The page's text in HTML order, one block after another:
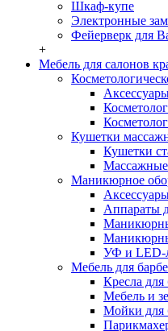
Шкаф-купе
Электронные
Фейерверк для
+
Мебель для салонов
Кушетки
Кушетки
Массажные
Маникюрное
Аппараты
УФ и LED-
Мебель для
Кресла для
Мебель и
Мойки для